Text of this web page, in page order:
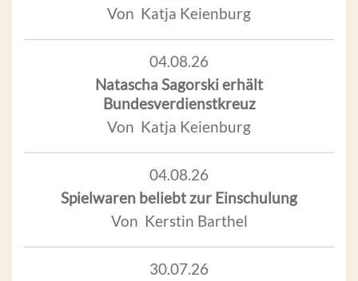
Von Katja Keienburg
04.08.26
Natascha Sagorski erhält
Bundesverdienstkreuz
Von Katja Keienburg
04.08.26
Spielwaren beliebt zur Einschulung
Von Kerstin Barthel
30.07.26